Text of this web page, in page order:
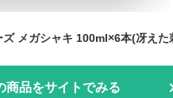
商品をサイトでみる